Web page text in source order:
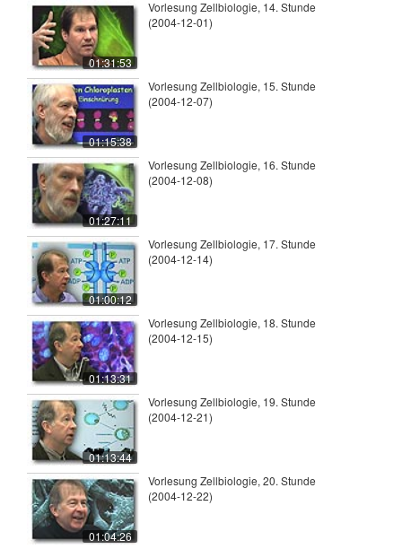
01:31:53
Vorlesung Zellbiologie, 14. Stunde
(2004-12-01)
01:15:38
Vorlesung Zellbiologie, 15. Stunde
(2004-12-07)
01:27:11
Vorlesung Zellbiologie, 16. Stunde
(2004-12-08)
01:00:12
Vorlesung Zellbiologie, 17. Stunde
(2004-12-14)
01:13:31
Vorlesung Zellbiologie, 18. Stunde
(2004-12-15)
01:13:44
Vorlesung Zellbiologie, 19. Stunde
(2004-12-21)
01:04:26
Vorlesung Zellbiologie, 20. Stunde
(2004-12-22)